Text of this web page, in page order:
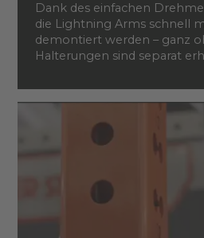
Dank des einfachen
die Lightning Arms schnell
demontiert werden – ganz
Halterungen sind separat